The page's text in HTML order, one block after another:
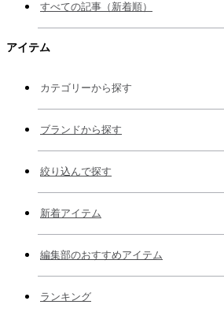
すべての記事（新着順）
アイテム
カテゴリーから探す
ブランドから探す
絞り込んで探す
新着アイテム
編集部のおすすめアイテム
ランキング